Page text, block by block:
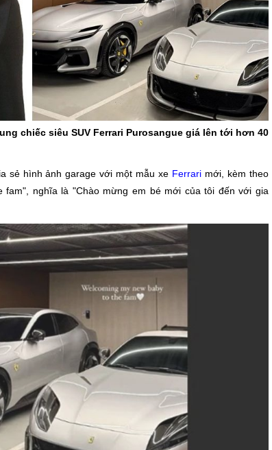
chiếc siêu SUV Ferrari Purosangue giá lên tới hơn 40
sẻ hình ảnh garage với một mẫu xe Ferrari mới, kèm theo
fam", nghĩa là "Chào mừng em bé mới của tôi đến với gia